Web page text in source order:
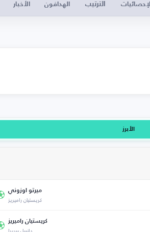
الإحصائيات الترتيب الهدافون الأخبار
الأبرز
ميرتو اوزوني
كريستيان راميريز
كريستيان راميريز